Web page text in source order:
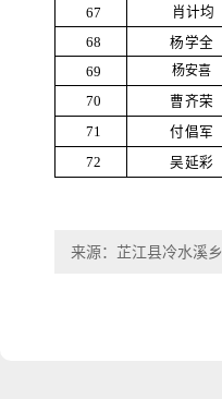
67
肖计均
68
杨学全
69
杨安喜
70
曹齐荣
71 付倡军
72 吴延彩
来源：芷江县冷水溪乡